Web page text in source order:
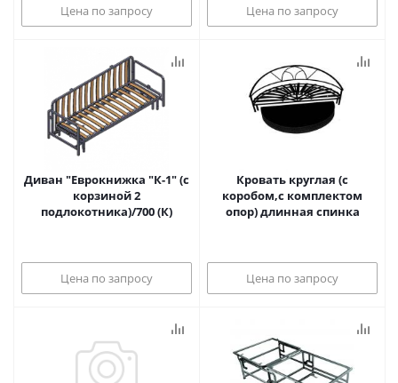
Цена по запросу Цена по запросу
Диван "Еврокнижка "К-1" (с
корзиной 2
подлокотника)/700 (К)
Цена по запросу
Кровать круглая (с
коробом,с комплектом
опор) длинная спинка
Цена по запросу